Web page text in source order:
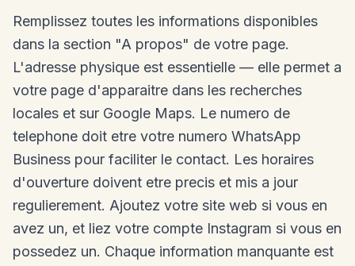
Remplissez toutes les informations disponibles
dans la section "A propos" de votre page.
L'adresse physique est essentielle — elle permet a
votre page d'apparaitre dans les recherches
locales et sur Google Maps. Le numero de
telephone doit etre votre numero WhatsApp
Business pour faciliter le contact. Les horaires
d'ouverture doivent etre precis et mis a jour
regulierement. Ajoutez votre site web si vous en
avez un, et liez votre compte Instagram si vous en
possedez un. Chaque information manquante est